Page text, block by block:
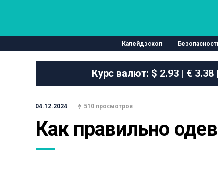
Калейдоскоп
Курс валют: $ 2.93 | € 3.38
04.12.2024 510 просмотров
Как правильно